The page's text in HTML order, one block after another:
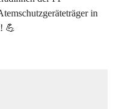
in
💪